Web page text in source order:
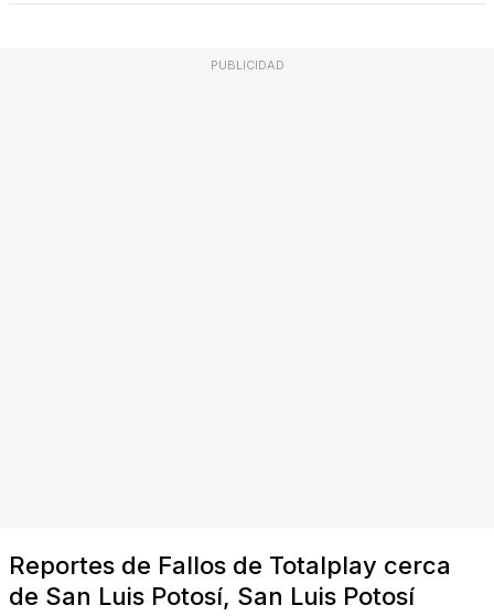
PUBLICIDAD
Reportes de Fallos de Totalplay cerca
de San Luis Potosí, San Luis Potosí